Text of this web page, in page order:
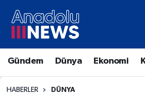
Gündem Dünya Ekonomi
HABERLER DÜNYA
Hava Durumu
Trafik Durumu
Süper Lig Puan Durumu ve